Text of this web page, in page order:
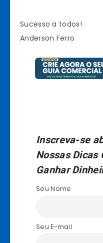
Sucesso a todos!
Anderson Ferro
Inscreva-se
Nossas Dicas
Ganhar
Seu Nome
Seu E-mail